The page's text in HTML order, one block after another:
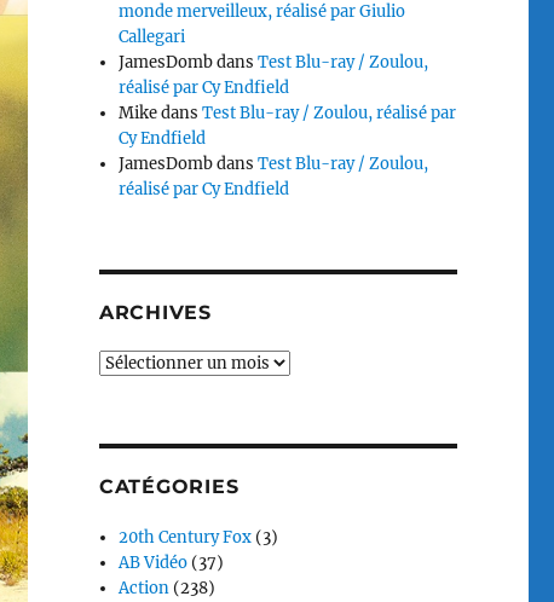
monde merveilleux, réalisé par Giulio
Callegari
JamesDombdansTest Blu-ray / Zoulou,
réalisé par Cy Endfield
MikedansTest Blu-ray / Zoulou, réalisé par
Cy Endfield
JamesDombdansTest Blu-ray / Zoulou,
réalisé par Cy Endfield
ARCHIVES
Archives
CATÉGORIES
20th Century Fox (3)
AB Vidéo (37)
Action (238)